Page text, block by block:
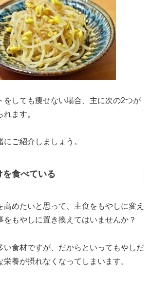
をしても痩せない場合、主に次の2つが
ます。
ご紹介しましょう。
食べている
高めたいと思って、主食をもやしに変え
をもやしに置き換えてはいませんか？
い食材ですが、だからといってもやしだ
栄養が摂れなくなってしまいます。